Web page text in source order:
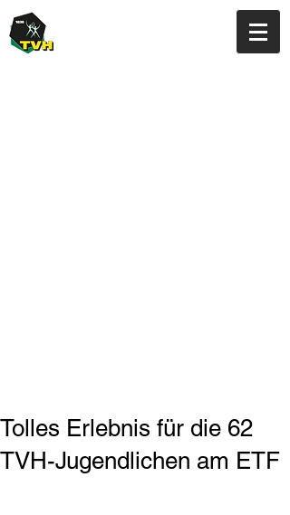
Tolles Erlebnis für die 62
TVH-Jugendlichen am ETF